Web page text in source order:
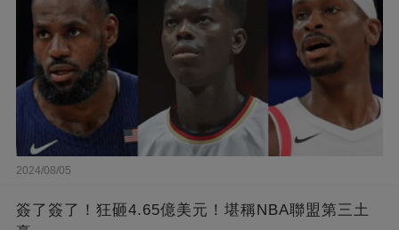
2024/08/05
簽了簽了！狂砸4.65億美元！堪稱NBA聯盟第三土